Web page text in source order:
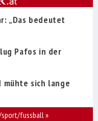
„Das bedeutet
Pafos in der
mühte sich lange
sport/fussball»